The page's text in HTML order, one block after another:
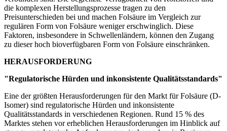
die komplexen Herstellungsprozesse tragen zu den
Preisunterschieden bei und machen Folsäure im Vergleich zur
regulären Form von Folsäure weniger erschwinglich. Diese
Faktoren, insbesondere in Schwellenländern, können den Zugang
zu dieser hoch bioverfügbaren Form von Folsäure einschränken.
HERAUSFORDERUNG
"Regulatorische Hürden und inkonsistente Qualitätsstandards"
Eine der größten Herausforderungen für den Markt für Folsäure (D-
Isomer) sind regulatorische Hürden und inkonsistente
Qualitätsstandards in verschiedenen Regionen. Rund 15 % des
Marktes stehen vor erheblichen Herausforderungen im Hinblick auf